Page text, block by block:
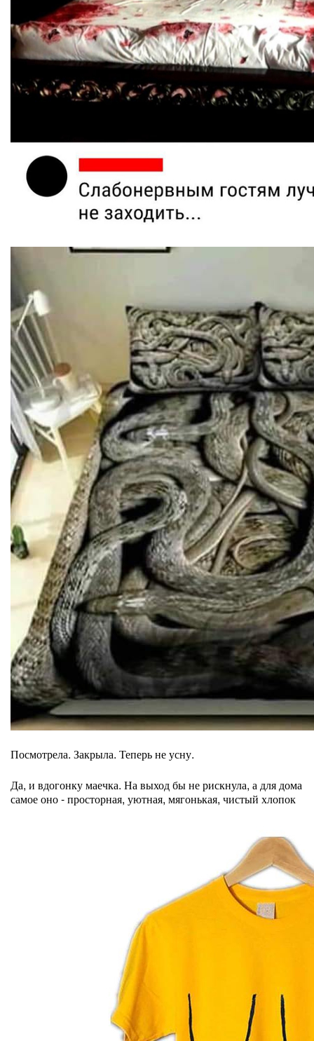
Посмотрела. Закрыла. Теперь не усну.
Да, и вдогонку маечка. На выход бы не рискнула, а для дома
самое оно - просторная, уютная, мягонькая, чистый хлопок